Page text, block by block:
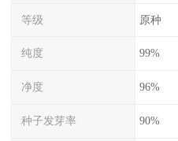
等级 原种
纯度 99%
净度 96%
种子发芽率 90%